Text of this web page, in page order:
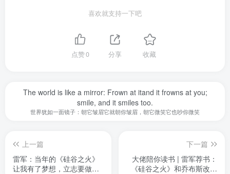
喜欢就支持一下吧
点赞0 分享 收藏
The world is like a mirror: Frown at itand it frowns at you;
smile, and it smiles too.
世界犹如一面镜子：朝它皱眉它就朝你皱眉，朝它微笑它也吵你微笑
上一篇
雷军：当年的《硅谷之火》
让我有了梦想，立志要做有
下一篇
大佬陪你读书 | 雷军荐书：
《硅谷之火》和乔布斯改变